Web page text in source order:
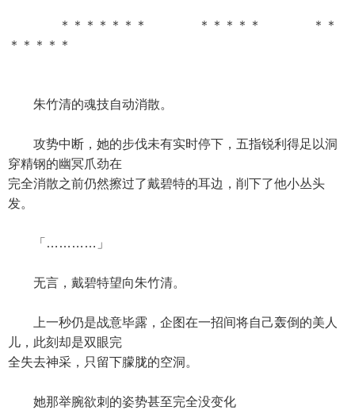
＊＊＊＊＊＊＊ ＊＊＊＊＊ ＊＊
＊＊＊＊＊
朱竹清的魂技自动消散。
攻势中断，她的步伐未有实时停下，五指锐利得足以洞
穿精钢的幽冥爪劲在
完全消散之前仍然擦过了戴碧特的耳边，削下了他小丛头
发。
「…………」
无言，戴碧特望向朱竹清。
上一秒仍是战意毕露，企图在一招间将自己轰倒的美人
儿，此刻却是双眼完
全失去神采，只留下朦胧的空洞。
她那举腕欲刺的姿势甚至完全没变化